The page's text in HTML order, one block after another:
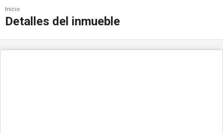
Inicio
Detalles del inmueble